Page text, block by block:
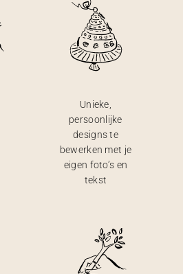
Unieke,
persoonlijke
designs te
bewerken met je
eigen foto’s en
tekst